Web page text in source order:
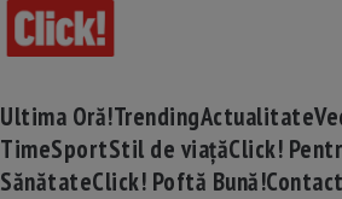
Ultima Oră!TrendingActualitate
TimeSportStil de viațăClick!
SănătateClick! Poftă Bună!Contact